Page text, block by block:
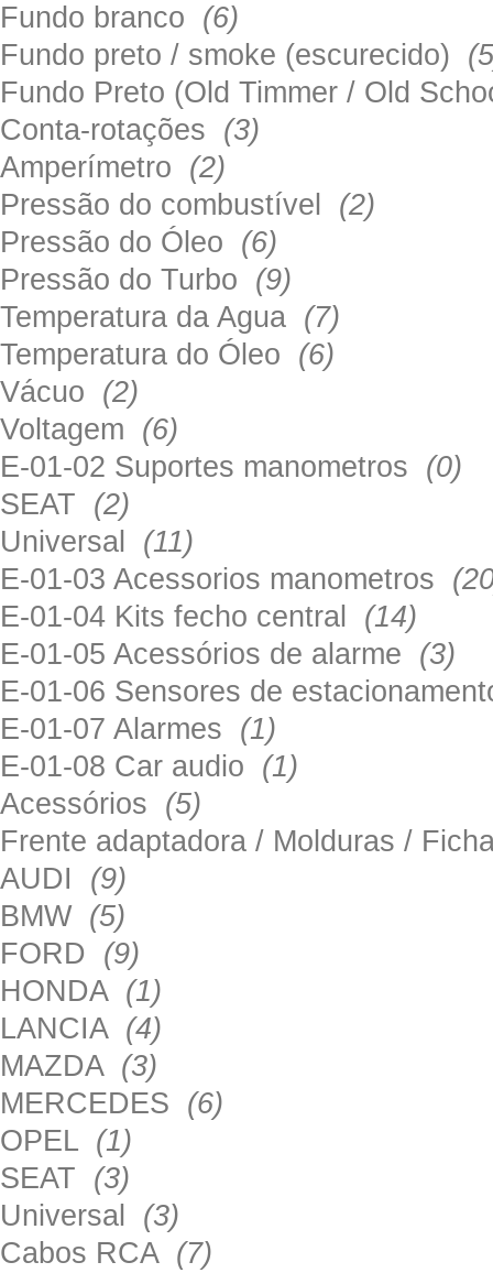
Fundo branco (6)
Fundo preto / smoke (escurecido)
Fundo Preto (Old Timmer / Old
Conta-rotações (3)
Amperímetro (2)
Pressão do combustível (2)
Pressão do Óleo (6)
Pressão do Turbo (9)
Temperatura da Agua (7)
Temperatura do Óleo (6)
Vácuo (2)
Voltagem (6)
E-01-02 Suportes manometros (0)
SEAT (2)
Universal (11)
E-01-03 Acessorios manometros
E-01-04 Kits fecho central (14)
E-01-05 Acessórios de alarme (3)
E-01-06 Sensores de
E-01-07 Alarmes (1)
E-01-08 Car audio (1)
Acessórios (5)
Frente adaptadora / Molduras /
AUDI (9)
BMW (5)
FORD (9)
HONDA (1)
LANCIA (4)
MAZDA (3)
MERCEDES (6)
OPEL (1)
SEAT (3)
Universal (3)
Cabos RCA (7)